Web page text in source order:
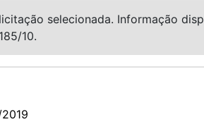
selecionada. Informação
10.